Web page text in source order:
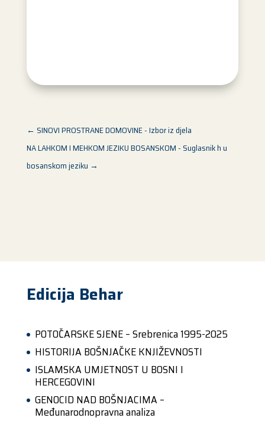
← SINOVI PROSTRANE DOMOVINE - Izbor iz djela
NA LAHKOM I MEHKOM JEZIKU BOSANSKOM - Suglasnik h u
bosanskom jeziku →
Edicija Behar
POTOČARSKE SJENE – Srebrenica 1995-2025
HISTORIJA BOŠNJAČKE KNJIŽEVNOSTI
ISLAMSKA UMJETNOST U BOSNI I
HERCEGOVINI
GENOCID NAD BOŠNJACIMA –
Međunarodnopravna analiza